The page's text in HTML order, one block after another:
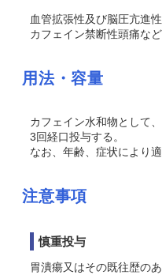
血管拡張性及び脳圧亢進
カフェイン禁断性頭痛など
用法・容量
カフェイン水和物として
3回経口投与する。
なお、年齢、症状により適
注意事項
慎重投与
胃潰瘍又はその既往歴の